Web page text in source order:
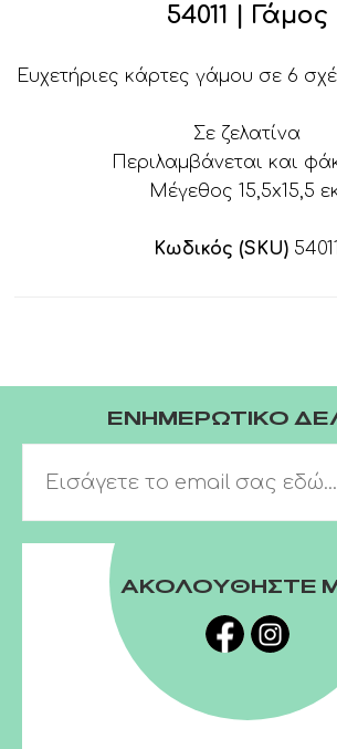
54011 | Γάμος
Ευχετήριες κάρτες γάμου σε 6
Σε ζελατίνα
Περιλαμβάνεται και
Μέγεθος 15,5x15,5
Κωδικός (SKU) 54011
ΕΝΗΜΕΡΩΤΙΚΟ
ΑΚΟΛΟΥΘΗΣΤΕ